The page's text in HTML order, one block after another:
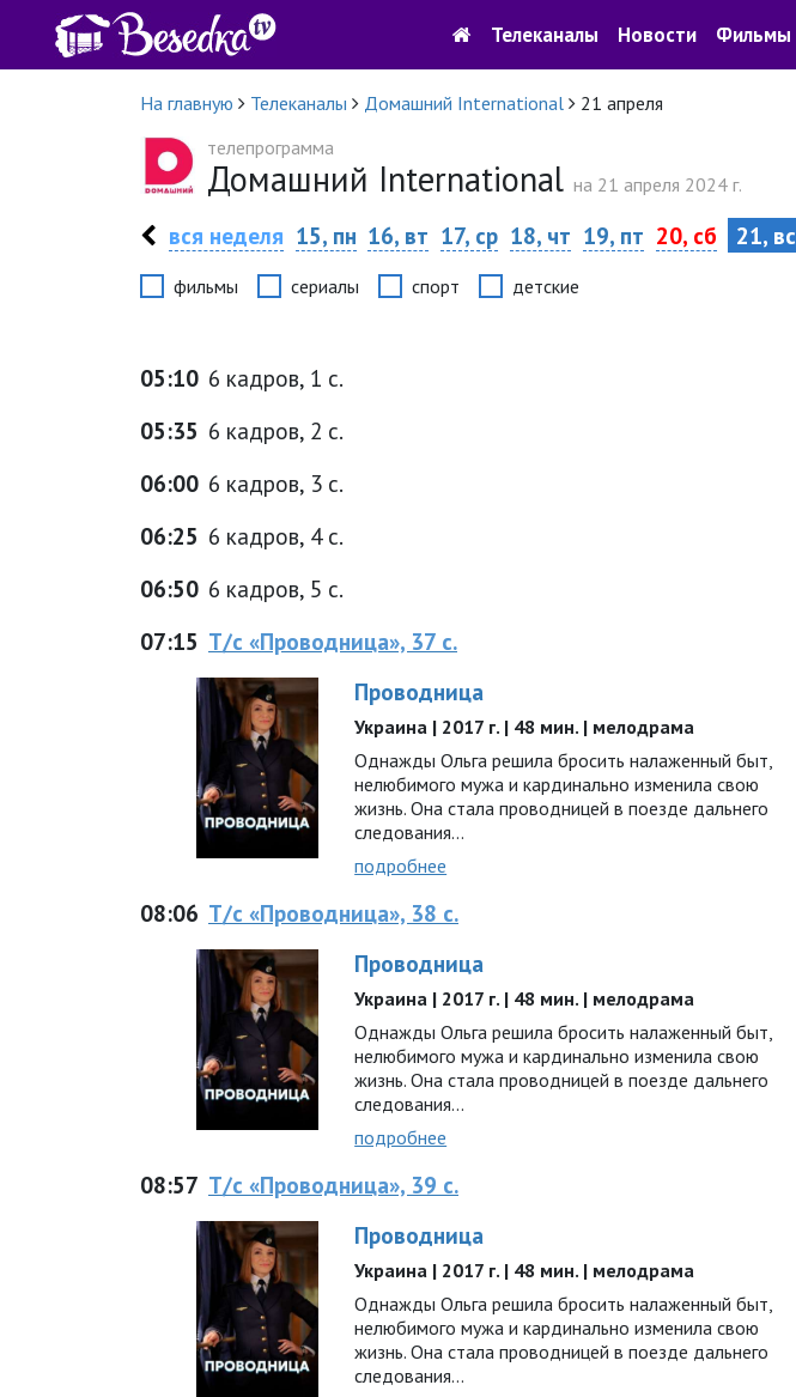
Телеканалы Новости Фильмы
На главную Телеканалы Домашний International
21 апреля
телепрограмма
Домашний International на 21 апреля 2024 г.
вся неделя 15, пн 16, вт 17, ср 18, чт 19, пт 20, сб 21, вс
фильмы сериалы спорт детские
05:10 6 кадров, 1 с.
05:35 6 кадров, 2 с.
06:00 6 кадров, 3 с.
06:25 6 кадров, 4 с.
06:50 6 кадров, 5 с.
07:15 Т/с «Проводница», 37 с.
Проводница
Украина | 2017 г. | 48 мин. | мелодрама
Однажды Ольга решила бросить налаженный быт,
нелюбимого мужа и кардинально изменила свою
жизнь. Она стала проводницей в поезде дальнего
следования...
подробнее
08:06 Т/с «Проводница», 38 с.
Проводница
Украина | 2017 г. | 48 мин. | мелодрама
Однажды Ольга решила бросить налаженный быт,
нелюбимого мужа и кардинально изменила свою
жизнь. Она стала проводницей в поезде дальнего
следования...
подробнее
08:57 Т/с «Проводница», 39 с.
Проводница
Украина | 2017 г. | 48 мин. | мелодрама
Однажды Ольга решила бросить налаженный быт,
нелюбимого мужа и кардинально изменила свою
жизнь. Она стала проводницей в поезде дальнего
следования...